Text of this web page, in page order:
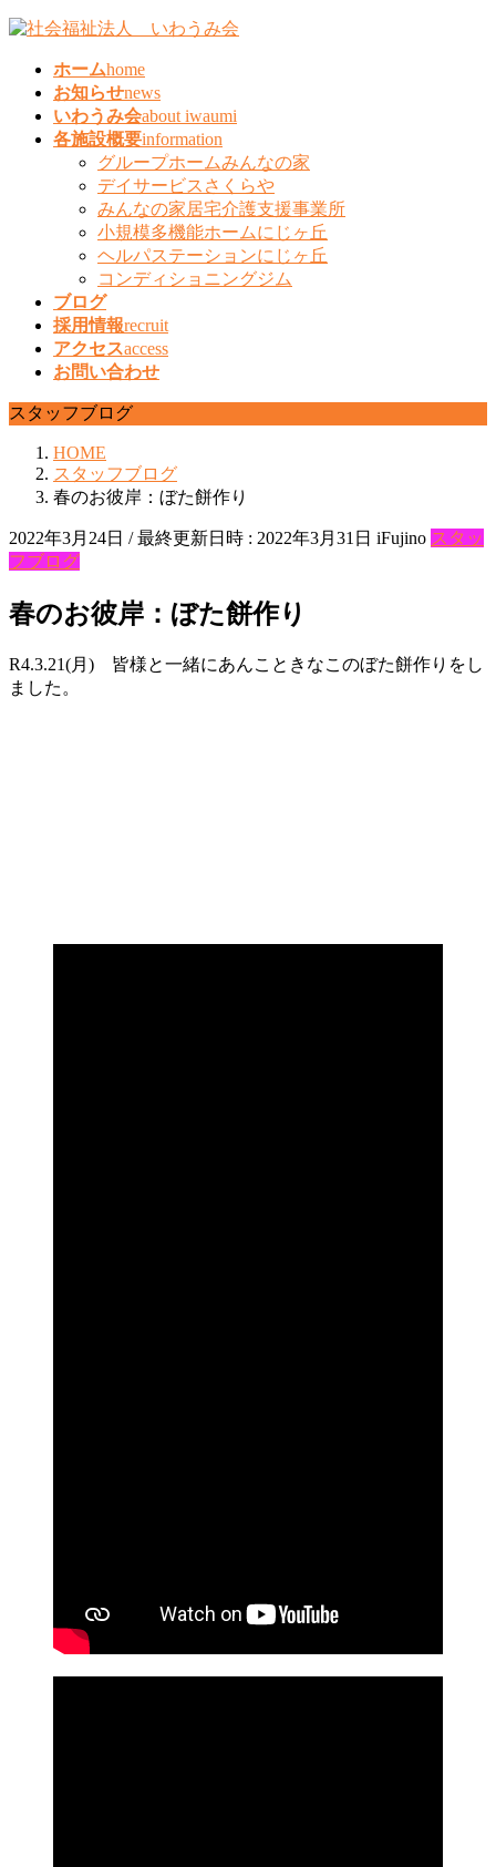
コ
ナ
ホームhome
お知らせnews
いわうみ会about iwaumi
各施設概要information
グループホームみんなの家
デイサービスさくらや
みんなの家居宅介護支援事業所
小規模多機能ホームにじヶ丘
ヘルパステーションにじヶ丘
コンディショニングジム
ブログ
採用情報recruit
アクセスaccess
お問い合わせ
スタッフブログ
HOME
スタッフブログ
春のお彼岸：ぼた餅作り
2022年3月24日 / 最終更新日時 : 2022年3月31日 iFujino スタッ
フブログ
春のお彼岸：ぼた餅作り
R4.3.21(月) 皆様と一緒にあんこときなこのぼた餅作りをし
ました。